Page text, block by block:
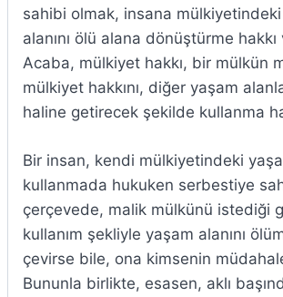
sahibi olmak, insana
alanını ölü alana dönüştürme hakkı
Acaba, mülkiyet hakkı, bir mülkün
mülkiyet hakkını, diğer yaşam
haline getirecek şekilde kullanma
Bir insan, kendi mülkiyetindeki
kullanmada hukuken serbestiye
çerçevede, malik mülkünü istediği
kullanım şekliyle yaşam alanını
çevirse bile, ona kimsenin
Bununla birlikte, esasen, aklı